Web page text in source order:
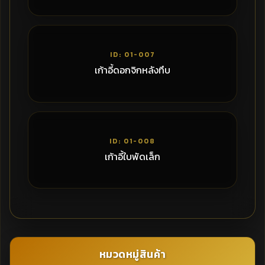
ID: 01-007
เก้าอี้ดอกจิกหลังทึบ
ID: 01-008
เก้าอี้ใบพัดเล็ก
หมวดหมู่สินค้า